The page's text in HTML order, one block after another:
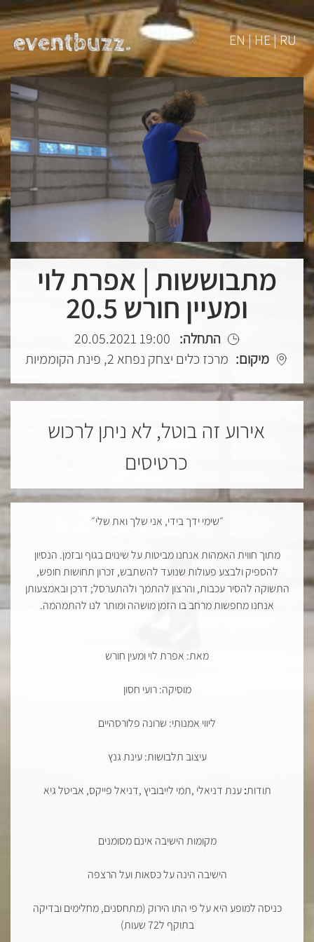
EN | HE | RU
מתבוששות | אפרת לוי
ומעיין חורש 20.5
התחלה: 19:00 20.05.2021
מיקום: מרכז כלים יצחק נפחא 2, פינת הקוממיות
אירוע זה בוטל, לא ניתן לרכוש
כרטיסים
״שימי ידך בידי, אני שלך ואת שלי״
מתוך חווית האמהות אנחנו מביטות על שינוים בגוף ובזמן. הנסיון
להספיק ולבצע פעולות שנועד להשתבש, זכרון תחושות חופש,
התשוקה להסיר עכבות, והרצון להתמך ולהתערסל; דרכן ובאמצעותן
אנחנו מחפשות מרחב בו הזמן מושהה ומותר לנו להתמהמה.
מאת: אפרת לוי ומעין חורש
מוסיקה: רועי חסון
ליווי אמנותי: שרונה פלורסהיים
עיצוב תלבושות: עינת גנץ
תודות:ענת דניאלי ,תמי לייבוביץ ,דניאל פייקס, אביטל גיא
מקומות הישיבה אינם מסומנים
הישיבה הינה על כסאות ועל הרצפה
כניסה למופע היא על פי התו הירוק (מתחסנים, מחלימים ובדיקה
בתוקף ל72 שעות)